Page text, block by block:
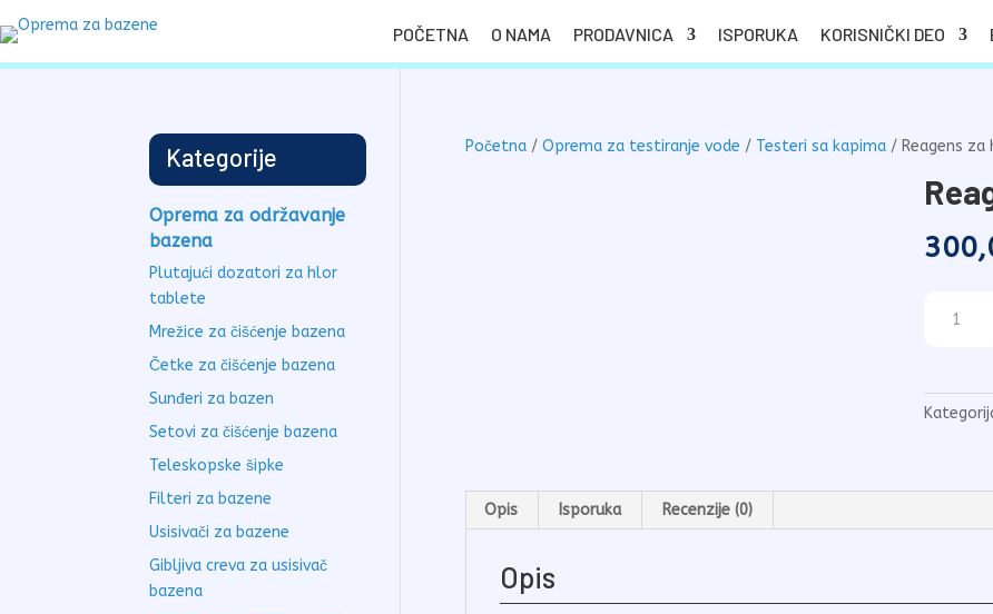
POČETNA O NAMA PRODAVNICA ISPORUKA KORISNIČKI DEO
Početna/ Oprema za testiranje vode / Testeri sa kapima/ Reagens
tester
Opis Isporuka Recenzije (0)
Opis
Kategorije
Oprema za održavanje
bazena
Plutajući dozatori za hlor
tablete
Mrežice za čišćenje bazena
Četke za čišćenje bazena
Sunđeri za bazen
Setovi za čišćenje bazena
Teleskopske šipke
Filteri za bazene
Usisivači za bazene
Gibljiva creva za usisivač
bazena